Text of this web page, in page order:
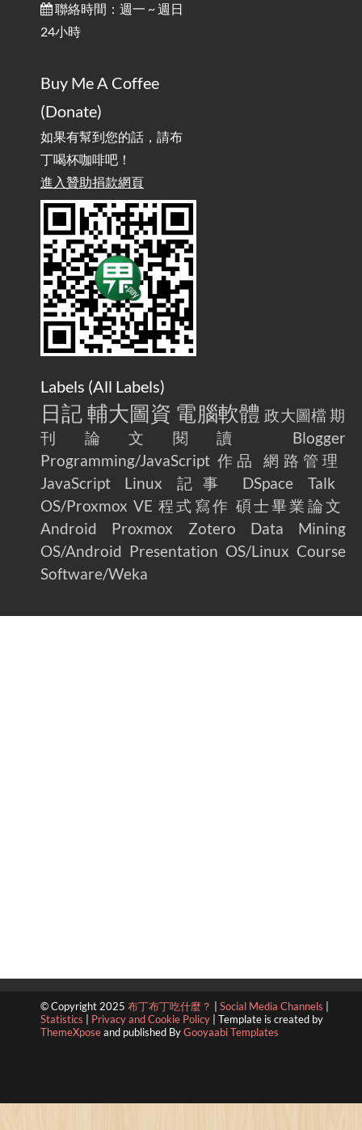
行動網路無法連線？三星手機簡易解決方案
/ Mobile Network Not Connecting? Easy Solutions for Samsung
實作相容OpenAI API，但背後不是OpenAI的API服
務 / Implementing OpenAI API-Compatible Services, But Not
Powered by OpenAI
雜談：生活小技巧之用魔鬼氈避免機車鑰匙脫落吧
/ Talk: Use Velcro to Prevent Your Motorcycle Key From Falling
AdGuard Home不只是拿來擋廣告/ AdGuard
Home Is More Than Just an Ad Blocker
聯絡時間：週一 ~ 週日
24小時
Buy Me A Coffee
(Donate)
如果有幫到您的話，請布
丁喝杯咖啡吧！
進入贊助捐款網頁
Labels (All Labels)
日記 輔大圖資 電腦軟體 政大圖檔 期
刊論文閱讀
Blogger
Programming/JavaScript 作品
網路管理
JavaScript
Linux 記事 DSpace
Talk
OS/Proxmox VE 程式寫作 碩士畢業論文
Android
Proxmox Zotero
Data Mining
OS/Android Presentation OS/Linux Course
Software/Weka
© Copyright 2025 布丁布丁吃什麼？ Social Media Channels
Statistics
Privacy and Cookie Policy
Template is created by
ThemeXposeand published ByGooyaabi Templates